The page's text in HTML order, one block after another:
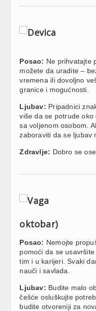
Posao: Ne prihvatajte
možete da uradite –
vremena ili dovoljno
granice i mogućnosti.
Ljubav: Pripadnici
više da se potrude
sa voljenom osobom.
zaboraviti da se ljubav
Zdravlje: Dobro se
oktobar)
Posao: Nemojte
pomoći da se
tim i u karijeri. Svaki
nauči i savlada.
Ljubav: Budite malo
češće osluškujte
budite otvoreniji za